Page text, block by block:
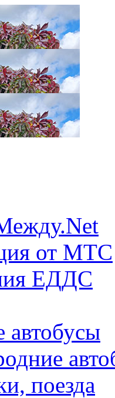
от МТС
ЕДДС
автобусы
поезда